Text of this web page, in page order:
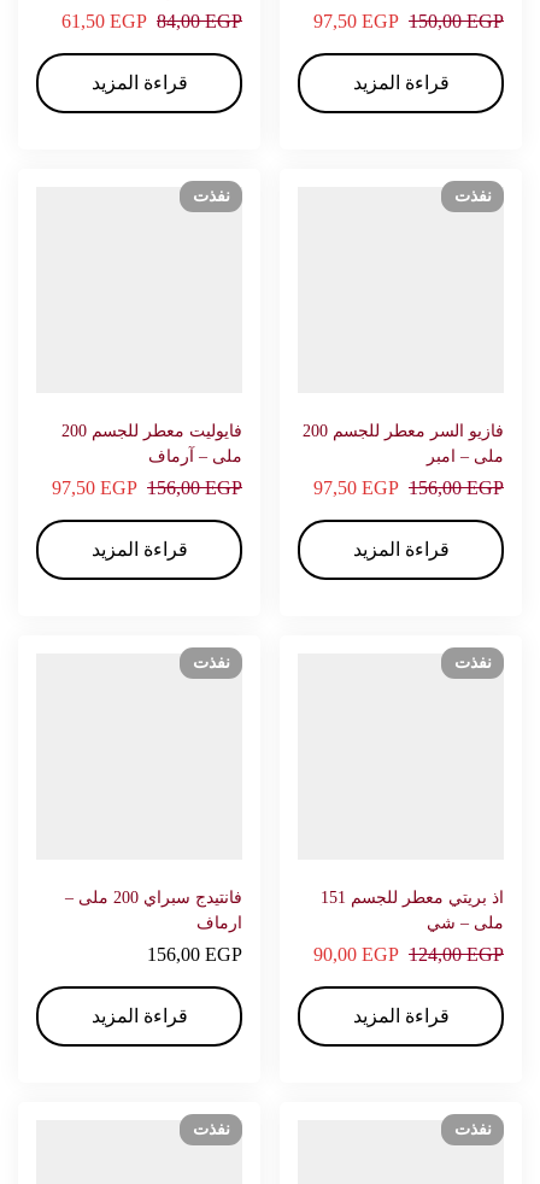
150,00EGP
97,50 EGP
قراءة المزيد
84,00EGP
61,50 EGP
قراءة المزيد
نفذت
فازيو السر معطر للجسم 200
ملى – امبر
156,00EGP
97,50 EGP
قراءة المزيد
نفذت
فايوليت معطر للجسم 200
ملى – آرماف
156,00EGP
97,50 EGP
قراءة المزيد
نفذت
اذ بريتي معطر للجسم 151
ملى – شي
124,00EGP
90,00 EGP
قراءة المزيد
نفذت
فانتيدج سبراي 200 ملى –
ارماف
156,00 EGP
قراءة المزيد
نفذت نفذت